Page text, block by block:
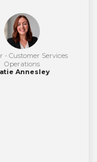
- Customer Services
Operations
Annesley